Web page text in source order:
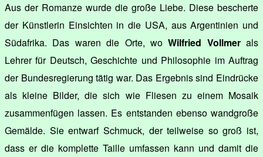
Aus der Romanze wurde die große Liebe. Diese bescherte
der Künstlerin Einsichten in die USA, aus Argentinien und
Südafrika. Das waren die Orte, woWilfried Vollmerals
Lehrer für Deutsch, Geschichte und Philosophie im Auftrag
der Bundesregierung tätig war. Das Ergebnis sind Eindrücke
als kleine Bilder, die sich wie Fliesen zu einem Mosaik
zusammenfügen lassen. Es entstanden ebenso wandgroße
Gemälde. Sie entwarf Schmuck, der teilweise so groß ist,
dass er die komplette Taille umfassen kann und damit die